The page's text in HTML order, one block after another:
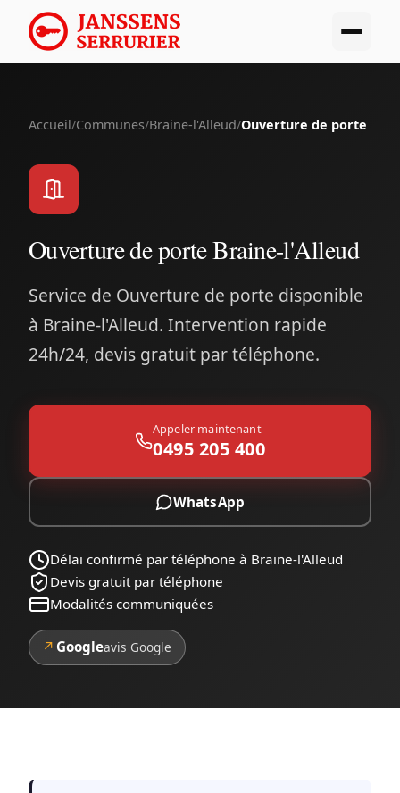
Accueil/Communes/Braine-l'Alleud/Ouverture de porte
Ouverture de porte Braine-l'Alleud
Service de Ouverture de porte disponible
à Braine-l'Alleud. Intervention rapide
24h/24, devis gratuit par téléphone.
Appeler maintenant
0495 205 400
WhatsApp
Délai confirmé par téléphone à Braine-l'Alleud
Devis gratuit par téléphone
Modalités communiquées
↗ Googleavis Google